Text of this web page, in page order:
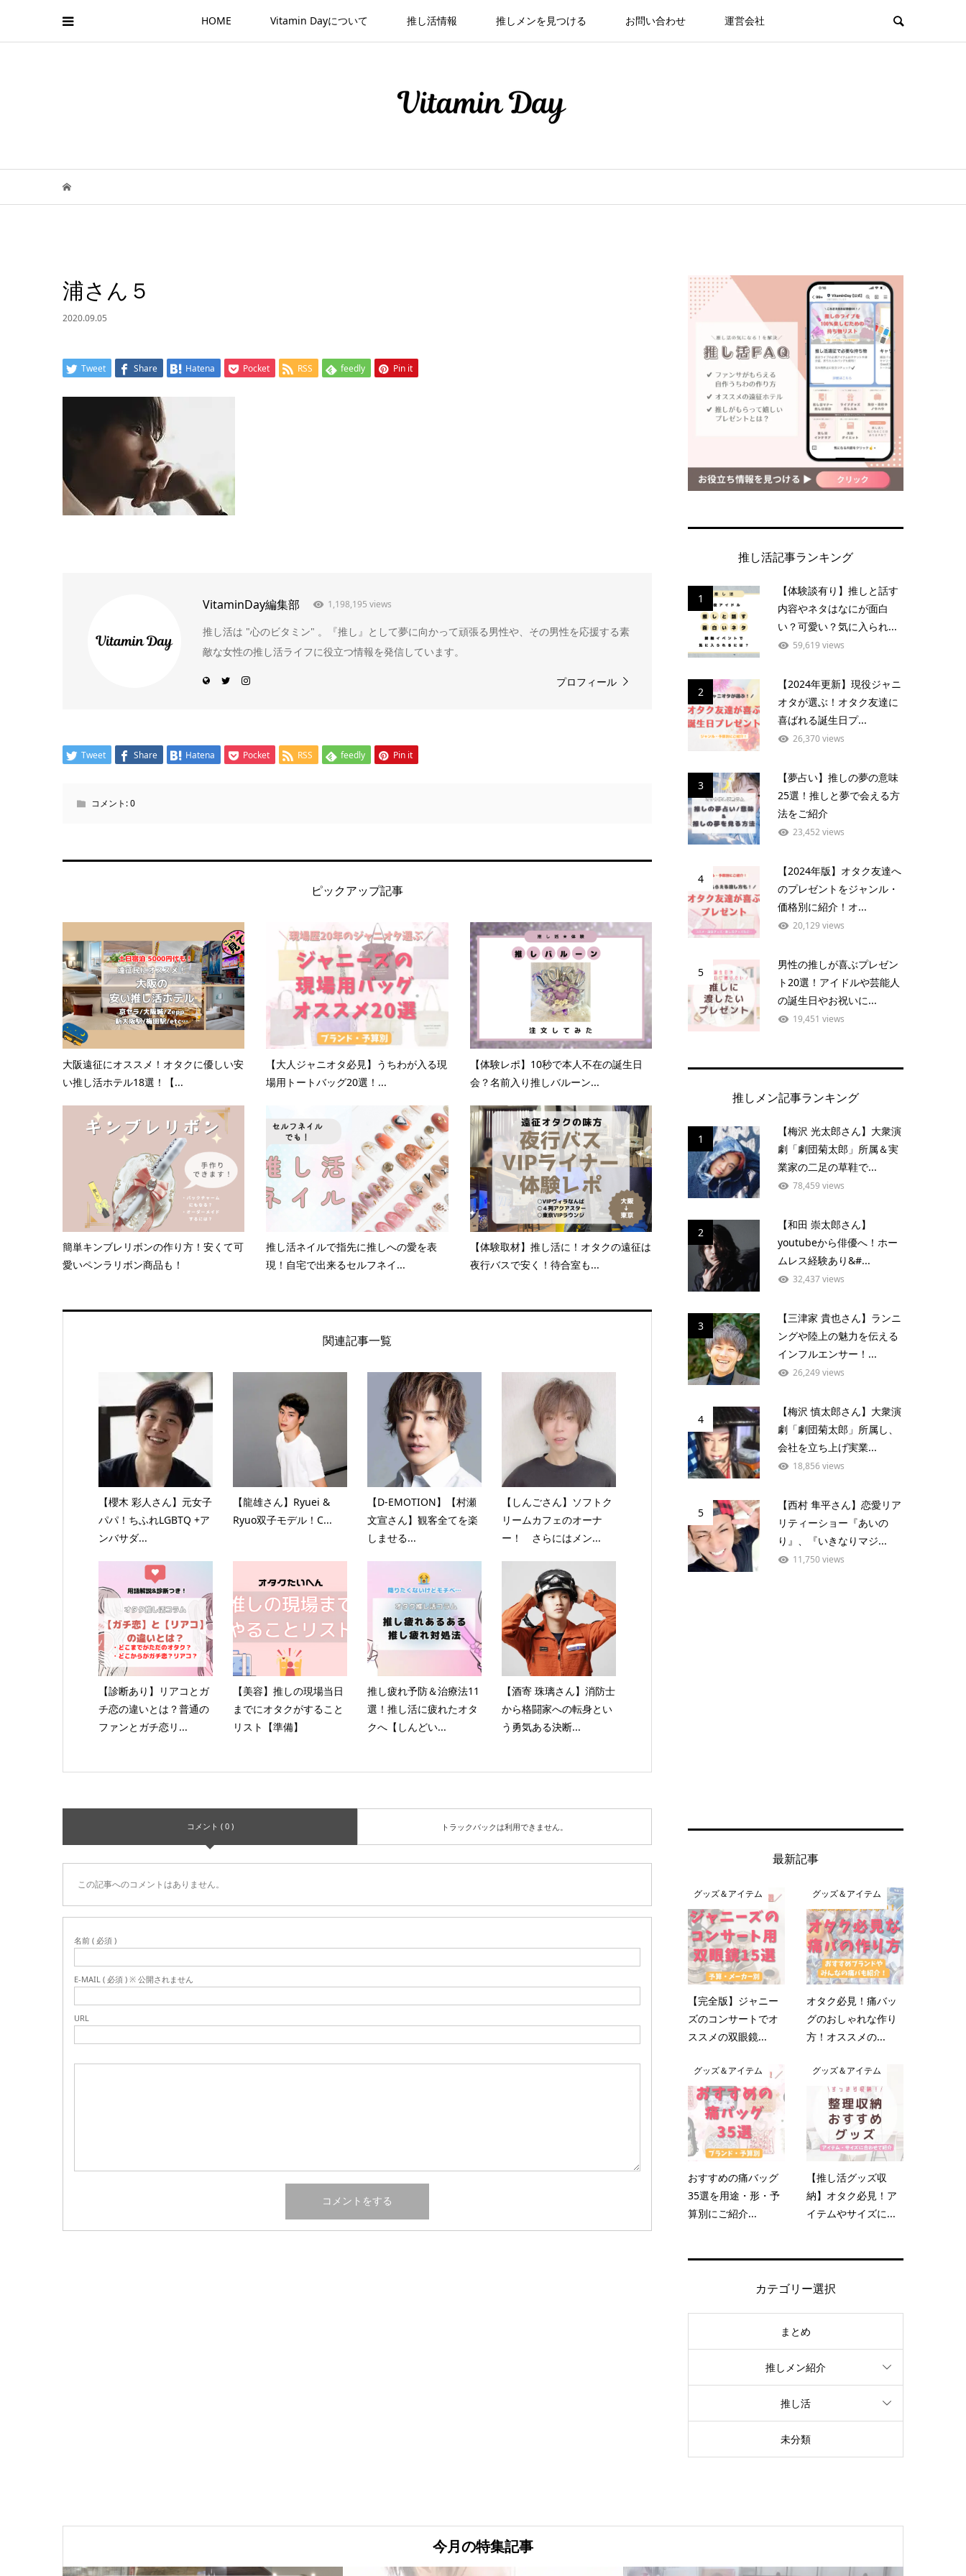
HOME Vitamin Dayについて 推し活情報 推しメンを見つける お問い合わせ 運営会社
浦さん５
2020.09.05
Tweet Share Hatena Pocket RSS feedly Pin it
VitaminDay編集部 1,198,195 views
推し活は "心のビタミン" 。『推し』として夢に向かって頑張る男性や、その男性を応援する素
敵な女性の推し活ライフに役立つ情報を発信しています。
プロフィール
Tweet Share Hatena Pocket RSS feedly Pin it
コメント:0
ピックアップ記事
大阪遠征にオススメ！オタクに優しい安
い推し活ホテル18選！【...
【大人ジャニオタ必見】うちわが入る現
場用トートバッグ20選！...
【体験レポ】10秒で本人不在の誕生日
会？名前入り推しバルーン...
簡単キンブレリボンの作り方！安くて可
愛いペンラリボン商品も！
推し活ネイルで指先に推しへの愛を表
現！自宅で出来るセルフネイ...
【体験取材】推し活に！オタクの遠征は
夜行バスで安く！待合室も...
関連記事一覧
【櫻木 彩人さん】元女子
パパ！ちふれLGBTQ +ア
ンバサダ...
【龍雄さん】Ryuei &
Ryuo双子モデル！C...
【D-EMOTION】【村瀬
文宣さん】観客全てを楽
しませる...
【しんごさん】ソフトク
リームカフェのオーナ
ー！ さらにはメン...
【診断あり】リアコとガ
チ恋の違いとは？普通の
ファンとガチ恋リ...
【美容】推しの現場当日
までにオタクがすること
リスト【準備】
推し疲れ予防＆治療法11
選！推し活に疲れたオタ
クへ【しんどい...
【酒寄 珠璃さん】消防士
から格闘家への転身とい
う勇気ある決断...
コメント ( 0 ) トラックバックは利用できません。
この記事へのコメントはありません。
名前 ( 必須 )
E-MAIL ( 必須 ) ※ 公開されません
URL
推し活記事ランキング
1
【体験談有り】推しと話す
内容やネタはなにが面白
い？可愛い？気に入られ...
59,619 views
2
【2024年更新】現役ジャニ
オタが選ぶ！オタク友達に
喜ばれる誕生日プ...
26,370 views
3
【夢占い】推しの夢の意味
25選！推しと夢で会える方
法をご紹介
23,452 views
4
【2024年版】オタク友達へ
のプレゼントをジャンル・
価格別に紹介！オ...
20,129 views
5
男性の推しが喜ぶプレゼン
ト20選！アイドルや芸能人
の誕生日やお祝いに...
19,451 views
推しメン記事ランキング
1
【梅沢 光太郎さん】大衆演
劇「劇団菊太郎」所属＆実
業家の二足の草鞋で...
78,459 views
2
【和田 崇太郎さん】
youtubeから俳優へ！ホー
ムレス経験あり&#...
32,437 views
3
【三津家 貴也さん】ランニ
ングや陸上の魅力を伝える
インフルエンサー！...
26,249 views
4
【梅沢 慎太郎さん】大衆演
劇「劇団菊太郎」所属し、
会社を立ち上げ実業...
18,856 views
5
【西村 隼平さん】恋愛リア
リティーショー『あいの
り』、『いきなりマジ...
11,750 views
最新記事
グッズ＆アイテム
【完全版】ジャニー
ズのコンサートでオ
ススメの双眼鏡...
グッズ＆アイテム
オタク必見！痛バッ
グのおしゃれな作り
方！オススメの...
グッズ＆アイテム
おすすめの痛バッグ
35選を用途・形・予
算別にご紹介...
グッズ＆アイテム
【推し活グッズ収
納】オタク必見！ア
イテムやサイズに...
カテゴリー選択
まとめ
推しメン紹介
推し活
未分類
今月の特集記事